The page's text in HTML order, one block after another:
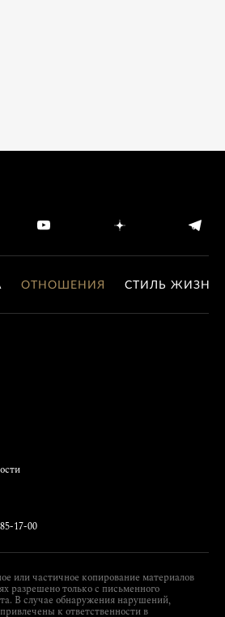
ОТНОШЕНИЯ СТИЛЬ ЖИЗНИ
17-00
или частичное копирование материалов
разрешено только с письменного
В случае обнаружения нарушений,
к ответственности в